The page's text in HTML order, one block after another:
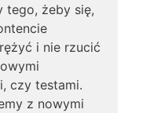
tego, żeby się,
i nie rzucić
czy testami.
z nowymi